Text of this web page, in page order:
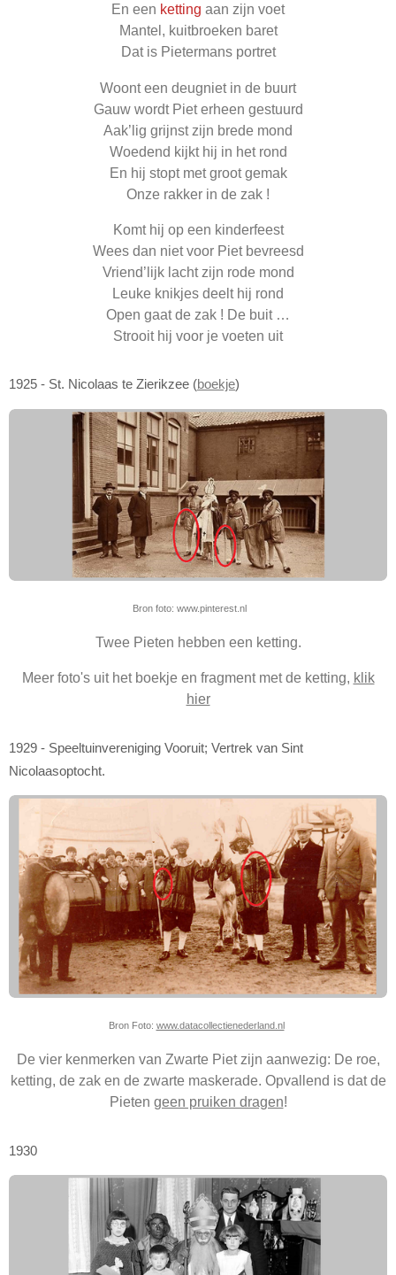
En een ketting aan zijn voet
Mantel, kuitbroeken baret
Dat is Pietermans portret
Woont een deugniet in de buurt
Gauw wordt Piet erheen gestuurd
Aak’lig grijnst zijn brede mond
Woedend kijkt hij in het rond
En hij stopt met groot gemak
Onze rakker in de zak !
Komt hij op een kinderfeest
Wees dan niet voor Piet bevreesd
Vriend’lijk lacht zijn rode mond
Leuke knikjes deelt hij rond
Open gaat de zak ! De buit …
Strooit hij voor je voeten uit
1925 - St. Nicolaas te Zierikzee (boekje)
Bron foto: www.pinterest.nl
Twee Pieten hebben een ketting.
Meer foto's uit het boekje en fragment met de ketting, klik
hier
1929 - Speeltuinvereniging Vooruit; Vertrek van Sint
Nicolaasoptocht.
Bron Foto: www.datacollectienederland.nl
De vier kenmerken van Zwarte Piet zijn aanwezig: De roe,
ketting, de zak en de zwarte maskerade. Opvallend is dat de
Pieten geen pruiken dragen!
1930